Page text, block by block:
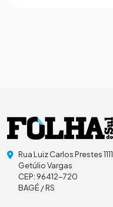
Rua Luiz Carlos Prestes 1111
Getúlio Vargas
CEP: 96412-720
BAGÉ / RS